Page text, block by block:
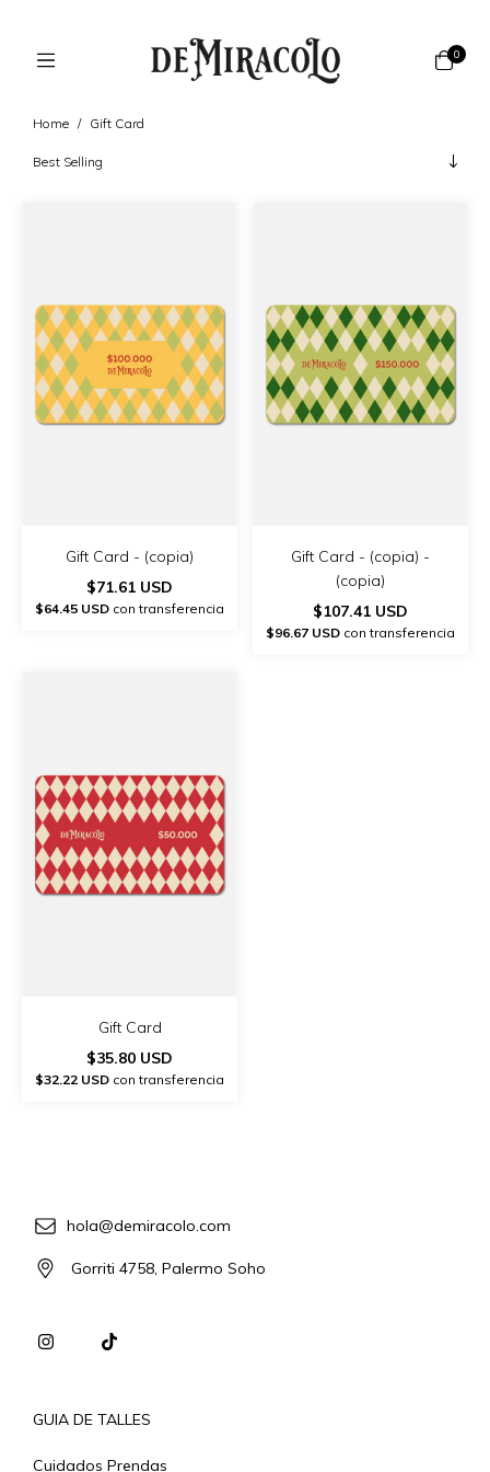
0
Home / Gift Card
Gift Card - (copia)
$71.61 USD
$64.45 USD con transferencia
Gift Card - (copia) -
(copia)
$107.41 USD
$96.67 USD con transferencia
Gift Card
$35.80 USD
$32.22 USD con transferencia
hola@demiracolo.com
Gorriti 4758, Palermo Soho
GUIA DE TALLES
Cuidados Prendas